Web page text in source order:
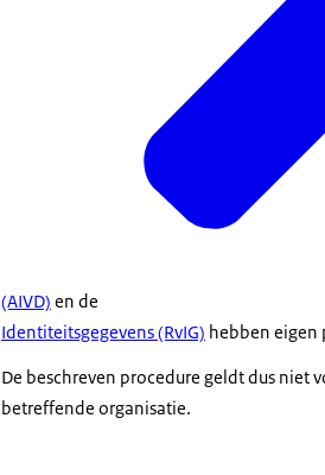
(AIVD) en de
Identiteitsgegevens (RvIG) hebben eigen
De beschreven procedure geldt dus niet
betreffende organisatie.